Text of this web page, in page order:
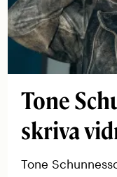
Tone
skriva
Tone